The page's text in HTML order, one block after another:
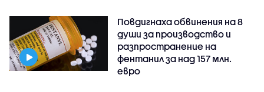
Повдигнаха обвинения на 8
души за производство и
разпространение на
фентанил за над 157 млн.
евро